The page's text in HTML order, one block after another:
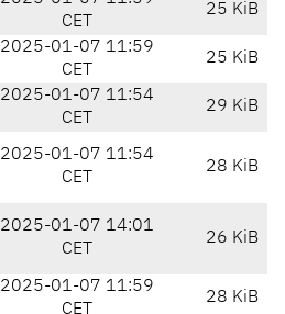
CET
25 KiB
2025-01-07 11:59
CET
25 KiB
2025-01-07 11:54
CET
29 KiB
2025-01-07 11:54
CET
28 KiB
2025-01-07 14:01
CET
26 KiB
2025-01-07 11:59
CET
28 KiB